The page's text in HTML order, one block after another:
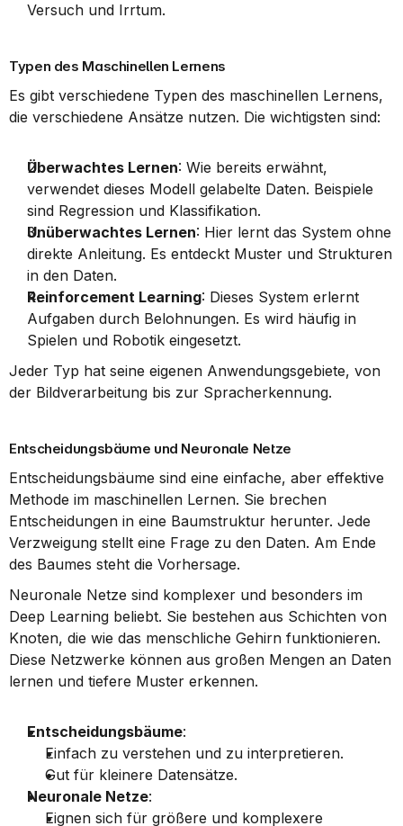
Versuch und Irrtum.
Typen des Maschinellen Lernens
Es gibt verschiedene Typen des maschinellen Lernens,
die verschiedene Ansätze nutzen. Die wichtigsten sind:
Überwachtes Lernen: Wie bereits erwähnt,
verwendet dieses Modell gelabelte Daten. Beispiele
sind Regression und Klassifikation.
Unüberwachtes Lernen: Hier lernt das System ohne
direkte Anleitung. Es entdeckt Muster und Strukturen
in den Daten.
Reinforcement Learning: Dieses System erlernt
Aufgaben durch Belohnungen. Es wird häufig in
Spielen und Robotik eingesetzt.
Jeder Typ hat seine eigenen Anwendungsgebiete, von
der Bildverarbeitung bis zur Spracherkennung.
Entscheidungsbäume und Neuronale Netze
Entscheidungsbäume sind eine einfache, aber effektive
Methode im maschinellen Lernen. Sie brechen
Entscheidungen in eine Baumstruktur herunter. Jede
Verzweigung stellt eine Frage zu den Daten. Am Ende
des Baumes steht die Vorhersage.
Neuronale Netze sind komplexer und besonders im
Deep Learning beliebt. Sie bestehen aus Schichten von
Knoten, die wie das menschliche Gehirn funktionieren.
Diese Netzwerke können aus großen Mengen an Daten
lernen und tiefere Muster erkennen.
Entscheidungsbäume:
Einfach zu verstehen und zu interpretieren.
Gut für kleinere Datensätze.
Neuronale Netze:
Eignen sich für größere und komplexere